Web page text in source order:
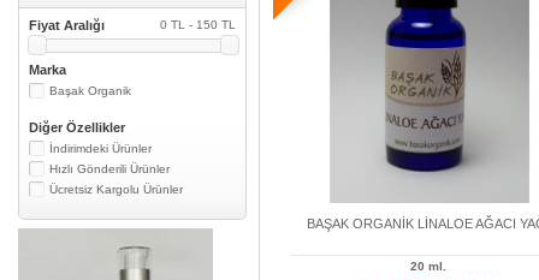
Fiyat Aralığı 0 TL - 150 TL
Marka
Başak Organik
Diğer Özellikler
İndirimdeki Ürünler
Hızlı Gönderili Ürünler
Ücretsiz Kargolu Ürünler
BAŞAK ORGANİK LİNALOE AĞACI
20 ml.